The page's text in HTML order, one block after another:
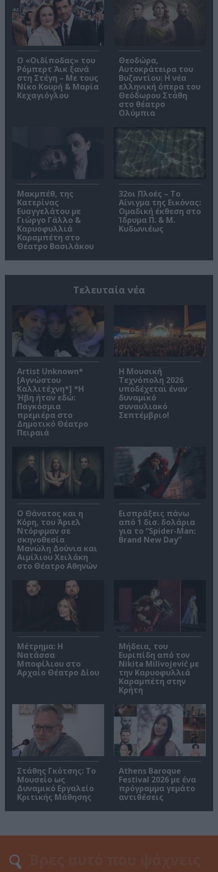
O «Οιδίποδας» του
Ρόμπερτ Άικ ξανά
στη Στέγη – Με τους
Νίκο Κουρή & Μαρία
Κεχαγιόγλου
Θεοδώρα,
Αυτοκράτειρα του
Βυζαντίου: Η νέα
ελληνική όπερα του
Θεόδωρου Στάθη
στο θέατρο
Ολύμπια
Μακμπέθ, της
Κατερίνας
Ευαγγελάτου με
Γιώργο Γάλλο &
Καρυοφυλλιά
Καραμπέτη στο
Θέατρο Βασιλάκου
32οι Πλοές – Το
Αίνιγμα της Εικόνας:
Ομαδική έκθεση στο
Ίδρυμα Π. & Μ.
Κυδωνιέως
Τελευταία νέα
Artist Unknown*
[Αγνώστου
Καλλιτέχνη*] *Η
Ήβη ήταν εδώ:
Παγκόσμια
πρεμιέρα στο
Δημοτικό Θέατρο
Πειραιά
Η Μουσική
Τεχνόπολη 2026
υποδέχεται έναν
δυναμικό
συναυλιακό
Σεπτέμβριο!
Ο Θάνατος και η
Κόρη, του Άριελ
Ντόρφμαν σε
σκηνοθεσία
Μανώλη Δούνια και
Αιμίλιου Χειλάκη
στο Θέατρο Αθηνών
Εισπράξεις πάνω
από 1 δισ. δολάρια
για το “Spider-Man:
Brand New Day”
Μέτρημα: Η
Νατάσσα
Μποφίλιου στο
Αρχαίο Θέατρο Δίου
Μήδεια, του
Ευριπίδη από τον
Nikita Milivojević με
την Καρυοφυλλιά
Καραμπέτη στην
Κρήτη
Στάθης Γκότσης: Το
Μουσείο ως
Δυναμικό Εργαλείο
Κριτικής Μάθησης
Athens Baroque
Festival 2026 με ένα
πρόγραμμα γεμάτο
αντιθέσεις